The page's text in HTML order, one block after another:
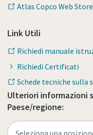
Atlas Copco Web Store
Link Utili
Richiedi manuale
Richiedi Certificati
Schede tecniche sulla
Ulteriori informazioni
Paese/regione: